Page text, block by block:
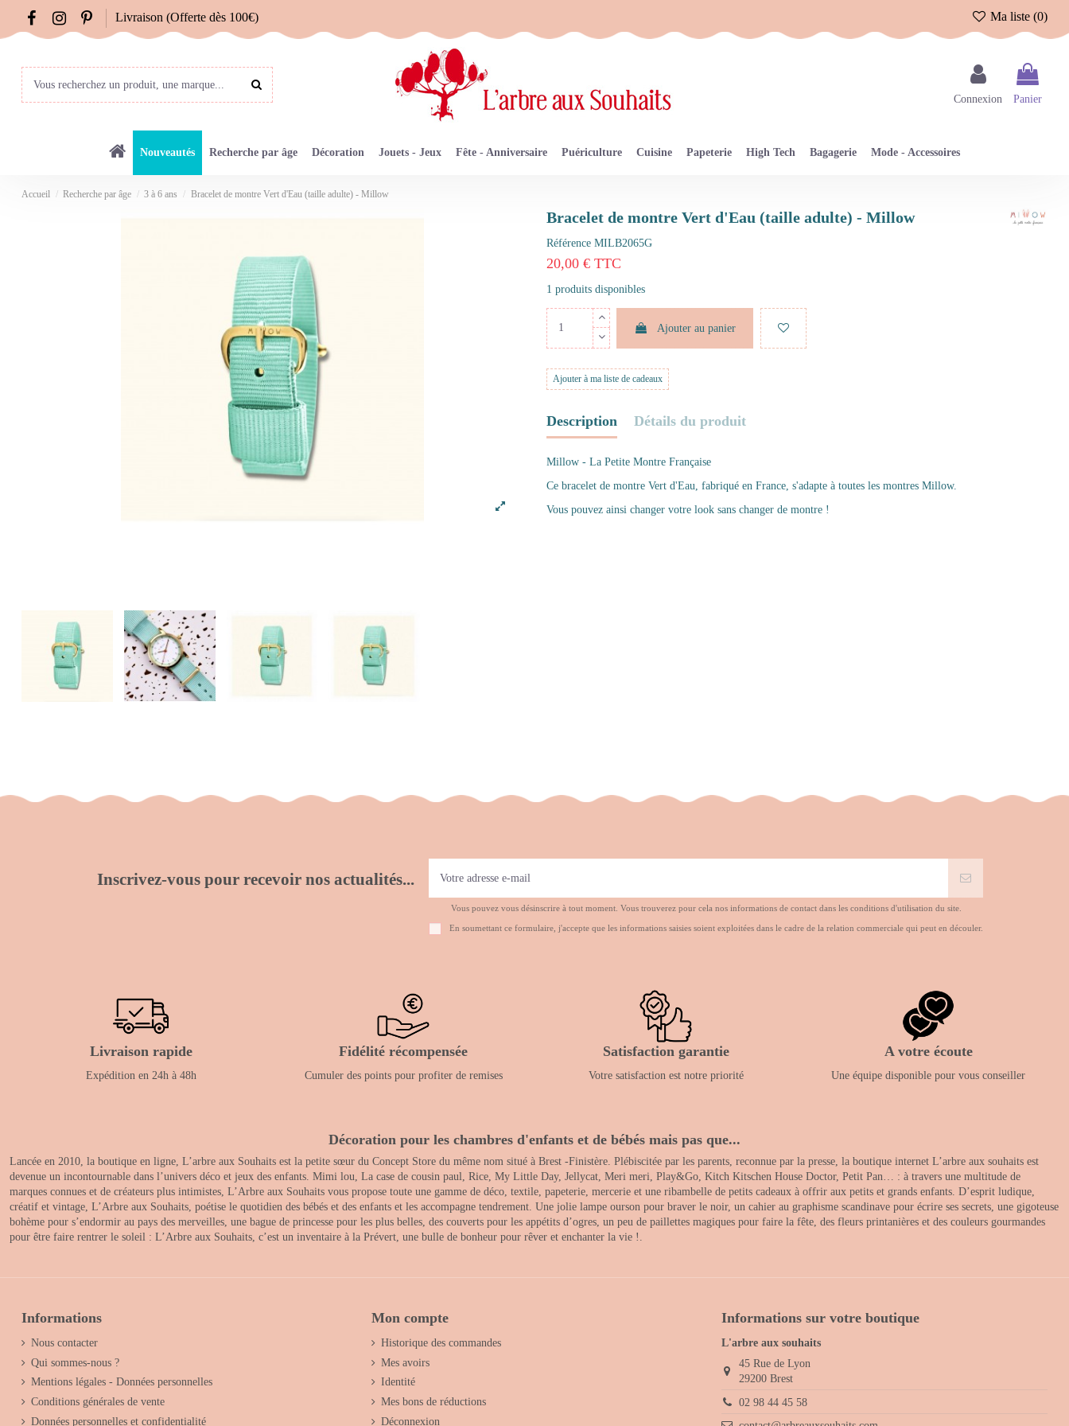
Livraison (Offerte dès 100€) Ma liste (0)
Connexion Panier
Nouveautés Recherche par âge Décoration Jouets - Jeux Fête - Anniversaire Puériculture Cuisine Papeterie High Tech Bagagerie Mode - Accessoires
Accueil Recherche par âge 3 à 6 ans Bracelet de montre Vert d'Eau (taille adulte) - Millow
Bracelet de montre Vert d'Eau (taille adulte) - Millow
Référence MILB2065G
20,00 € TTC
1 produits disponibles
Ajouter au panier
Ajouter à ma liste de cadeaux
Description Détails du produit
Millow - La Petite Montre Française
Ce bracelet de montre Vert d'Eau, fabriqué en France, s'adapte à toutes les montres Millow.
Vous pouvez ainsi changer votre look sans changer de montre !
Inscrivez-vous pour recevoir nos actualités...
Vous pouvez vous désinscrire à tout moment. Vous trouverez pour cela nos informations de contact dans les conditions d'utilisation du site.
En soumettant ce formulaire, j'accepte que les informations saisies soient exploitées dans le cadre de la relation commerciale qui peut en découler.
Livraison rapide
Expédition en 24h à 48h
Fidélité récompensée
Cumuler des points pour profiter de remises
Satisfaction garantie
Votre satisfaction est notre priorité
A votre écoute
Une équipe disponible pour vous conseiller
Décoration pour les chambres d'enfants et de bébés mais pas que...
Lancée en 2010, la boutique en ligne, L’arbre aux Souhaits est la petite sœur du Concept Store du même nom situé à Brest -Finistère. Plébiscitée par les parents, reconnue par la presse, la boutique internet L’arbre aux souhaits est
devenue un incontournable dans l’univers déco et jeux des enfants. Mimi lou, La case de cousin paul, Rice, My Little Day, Jellycat, Meri meri, Play&Go, Kitch Kitschen House Doctor, Petit Pan… : à travers une multitude de
marques connues et de créateurs plus intimistes, L’Arbre aux Souhaits vous propose toute une gamme de déco, textile, papeterie, mercerie et une ribambelle de petits cadeaux à offrir aux petits et grands enfants. D’esprit ludique,
créatif et vintage, L’Arbre aux Souhaits, poétise le quotidien des bébés et des enfants et les accompagne tendrement. Une jolie lampe ourson pour braver le noir, un cahier au graphisme scandinave pour écrire ses secrets, une gigoteuse
bohème pour s’endormir au pays des merveilles, une bague de princesse pour les plus belles, des couverts pour les appétits d’ogres, un peu de paillettes magiques pour faire la fête, des fleurs printanières et des couleurs gourmandes
pour être faire rentrer le soleil : L’Arbre aux Souhaits, c’est un inventaire à la Prévert, une bulle de bonheur pour rêver et enchanter la vie !.
Informations
Nous contacter
Qui sommes-nous ?
Mentions légales - Données personnelles
Conditions générales de vente
Données personnelles et confidentialité
Mon compte
Historique des commandes
Mes avoirs
Identité
Mes bons de réductions
Déconnexion
Informations sur votre boutique
L'arbre aux souhaits
45 Rue de Lyon
29200 Brest
02 98 44 45 58